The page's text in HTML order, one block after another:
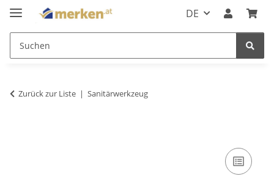
DE
Zurück zur Liste Sanitärwerkzeug